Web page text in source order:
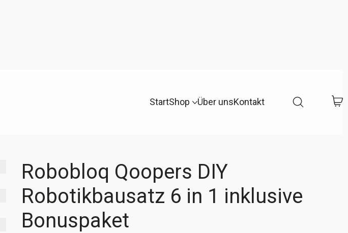
StartShop Über unsKontakt
Robobloq Qoopers DIY
Robotikbausatz 6 in 1 inklusive
Bonuspaket